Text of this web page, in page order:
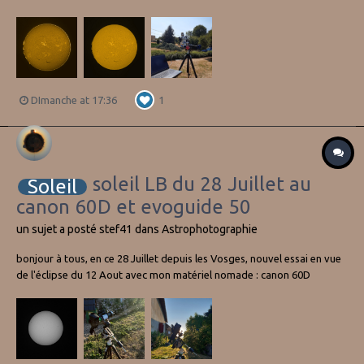
S vers 14h HL a+ stéphane
DImanche at 17:36 1
Soleil
soleil LB du 28 Juillet au
canon 60D et evoguide 50
un sujet a posté stef41 dans Astrophotographie
bonjour à tous, en ce 28 Juillet depuis les Vosges, nouvel essai en vue
de l'éclipse du 12 Aout avec mon matériel nomade : canon 60D
!! le soleil était donc à 8° de hauteur (en espagne, ça va varier en...